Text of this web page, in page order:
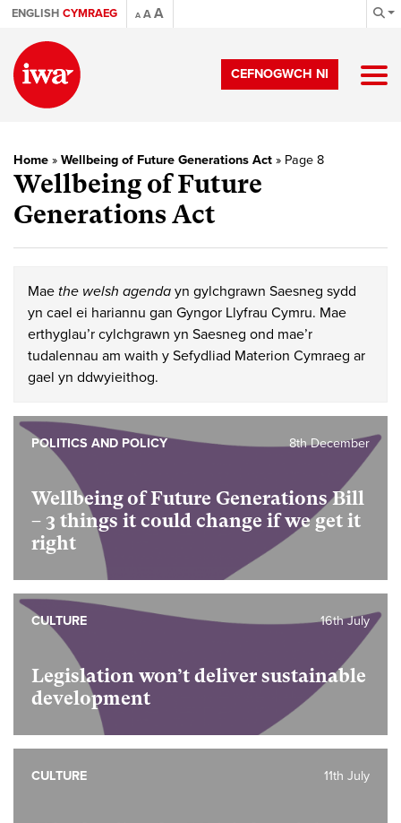
ENGLISH CYMRAEG A AA
CEFNOGWCH NI
Home » Wellbeing of Future Generations Act » Page 8
Wellbeing of Future
Generations Act
Mae the welsh agenda yn gylchgrawn Saesneg sydd
yn cael ei hariannu gan Gyngor Llyfrau Cymru. Mae
erthyglau’r cylchgrawn yn Saesneg ond mae’r
tudalennau am waith y Sefydliad Materion Cymraeg ar
gael yn ddwyieithog.
Wellbeing of Future Generations Bill
– 3 things it could change if we get it
right
8th December
POLITICS AND POLICY
Legislation won’t deliver sustainable
development
16th July
CULTURE
11th July
CULTURE